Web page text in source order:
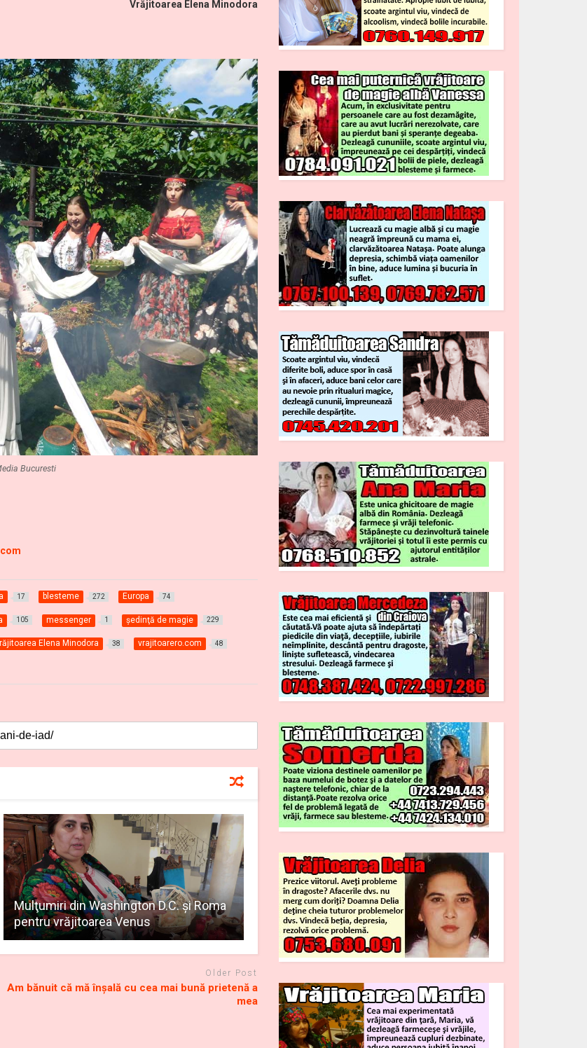
Elena Minodora
Bucuresti
17 blesteme 272 Europa 74
105 messenger 1 şedinţă de magie 229
Elena Minodora 38 vrajitoarero.com 48
Mulţumiri din Washington D.C. și Roma
pentru vrăjitoarea Venus
Older Post
Am bănuit că mă înşală cu cea mai bună prietenă a
mea